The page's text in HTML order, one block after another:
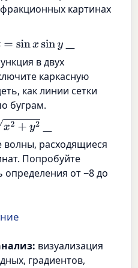
картинах
=sinxsiny
—
в двух
каркасную
как линии сетки
буграм.
—
волны, расходящиеся
Попробуйте
от −8 до
визуализация
градиентов,